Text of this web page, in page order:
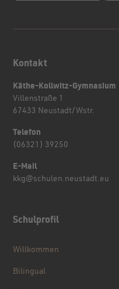
Kontakt
Käthe-Kollwitz-Gymnasium
Villenstraße 1
67433 Neustadt/Wstr.
Telefon
(06321) 39250
E-Mail
kkg@schulen.neustadt.eu
Schulprofil
Willkommen
Bilingual